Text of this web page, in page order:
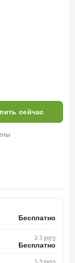
сейчас
Бесплатно
2-3 დღე
Бесплатно
1-3 დღე